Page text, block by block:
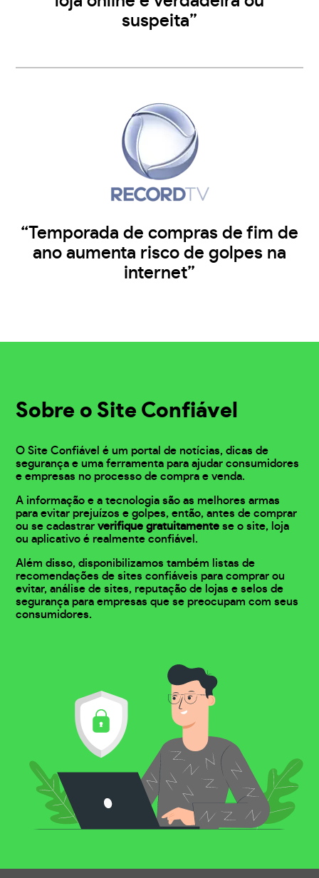
suspeita”
“Temporada de compras de fim de
ano aumenta risco de golpes na
internet”
Sobre o Site Confiável
O Site Confiável é um portal de notícias, dicas de
segurança e uma ferramenta para ajudar consumidores
e empresas no processo de compra e venda.
A informação e a tecnologia são as melhores armas
para evitar prejuízos e golpes, então, antes de comprar
ou se cadastrarverifique gratuitamente se o site, loja
ou aplicativo é realmente confiável.
Além disso, disponibilizamos também listas de
recomendações de sites confiáveis para comprar ou
evitar, análise de sites, reputação de lojas e selos de
segurança para empresas que se preocupam com seus
consumidores.